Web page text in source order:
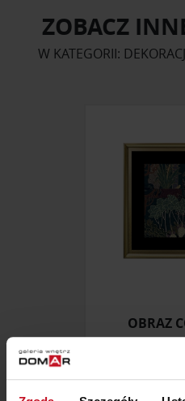
ZOBACZ
W KATEGORII:
OBRAZ